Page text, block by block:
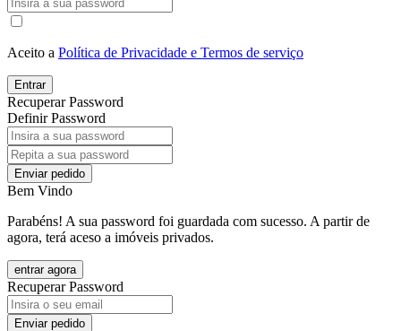
Aceito a Política de Privacidade e Termos de serviço
Entrar
Recuperar Password
Definir Password
Enviar pedido
Bem Vindo
Parabéns! A sua password foi guardada com sucesso. A partir de
agora, terá aceso a imóveis privados.
entrar agora
Recuperar Password
Enviar pedido